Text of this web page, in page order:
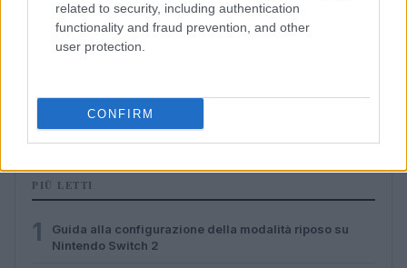
related to security, including authentication
functionality and fraud prevention, and other
user protection.
CONFIRM
Andrea Conforti · 10 Lug 2026
PIÙ LETTI
1
Guida alla configurazione della modalità riposo su
Nintendo Switch 2